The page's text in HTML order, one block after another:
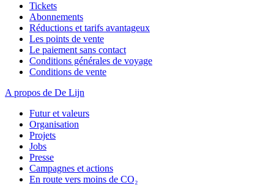
Tickets
Abonnements
Réductions et tarifs avantageux
Les points de vente
Le paiement sans contact
Conditions générales de voyage
Conditions de vente
A propos de De Lijn
Futur et valeurs
Organisation
Projets
Jobs
Presse
Campagnes et actions
En route vers moins de CO₂